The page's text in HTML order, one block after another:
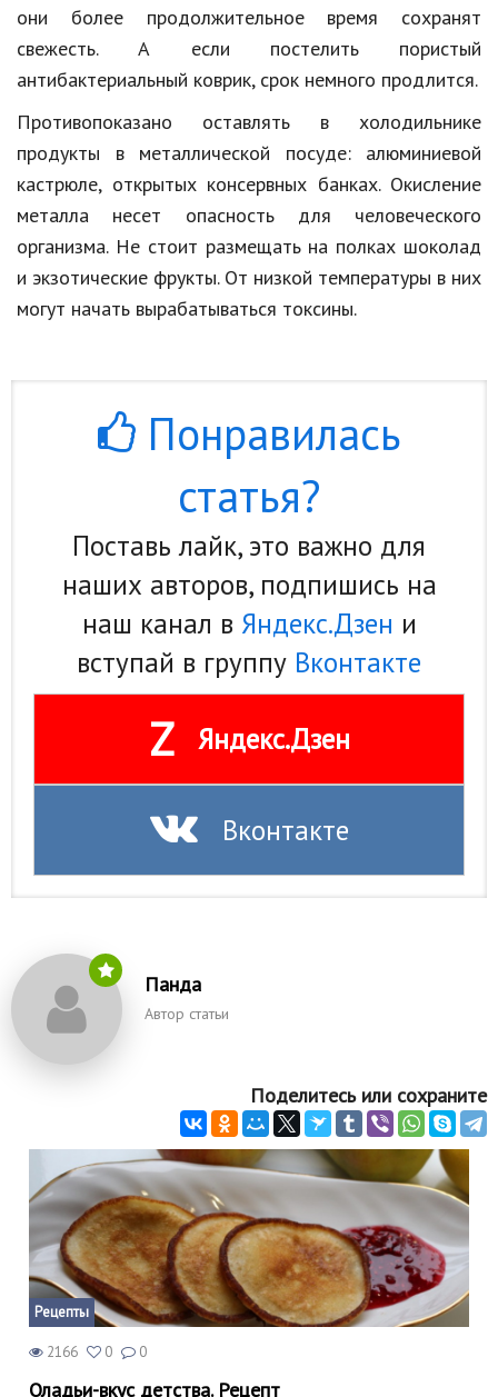
Наука и технологии
они более продолжительное время сохранят
свежесть. А если постелить пористый
антибактериальный коврик, срок немного продлится.
Противопоказано оставлять в холодильнике
продукты в металлической посуде: алюминиевой
кастрюле, открытых консервных банках. Окисление
металла несет опасность для человеческого
организма. Не стоит размещать на полках шоколад
и экзотические фрукты. От низкой температуры в них
могут начать вырабатываться токсины.
Понравилась
статья?
Поставь лайк, это важно для
наших авторов, подпишись на
наш канал в Яндекс.Дзен и
вступай в группу Вконтакте
Z Яндекс.Дзен
Вконтакте
Панда
Автор статьи
Поделитесь или сохраните
Рецепты
2166 0 0
Оладьи-вкус детства. Рецепт